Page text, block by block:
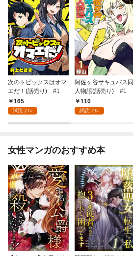
次のトピックスはオマ
エだ！(話売り) #1
165
試読フル
阿佐ヶ谷サキュバス同
人物語(話売り) #1
110
試読フル
女性マンガのおすすめ本